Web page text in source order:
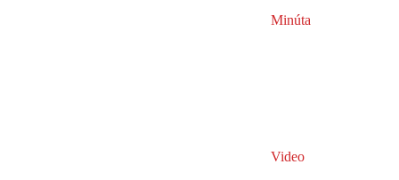
Minúta
Video